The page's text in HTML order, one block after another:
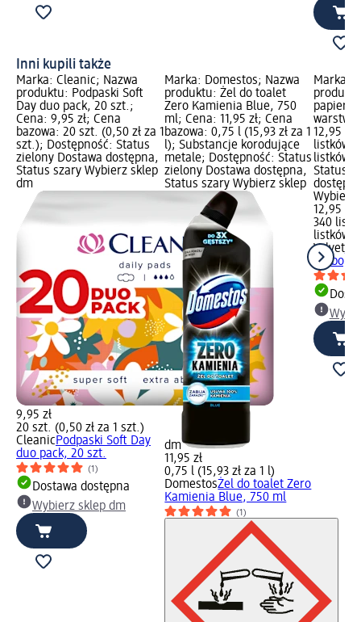
Inni kupili także
Marka: Cleanic; Nazwa
produktu: Podpaski Soft
Day duo pack, 20 szt.;
Cena: 9,95 zł; Cena
bazowa: 20 szt. (0,50 zł za 1
szt.); Dostępność: Status
zielony Dostawa dostępna,
Status szary Wybierz sklep
dm
9,95 zł
20 szt. (0,50 zł za 1 szt.)
CleanicPodpaski Soft Day
duo pack, 20 szt.
(1)
Dostawa dostępna
Wybierz sklep dm
Marka: Domestos; Nazwa
produktu: Żel do toalet
Zero Kamienia Blue, 750
ml; Cena: 11,95 zł; Cena
bazowa: 0,75 l (15,93 zł za 1
l); Substancje korodujące
metale; Dostępność: Status
zielony Dostawa dostępna,
Status szary Wybierz sklep
dm
11,95 zł
0,75 l (15,93 zł za 1 l)
DomestosŻel do toalet Zero
Kamienia Blue, 750 ml
(1)
Marka:
12,95
listków
listków);
Status
Wybierz
12,95 zł
340
listków)
Velvet
Turbo,